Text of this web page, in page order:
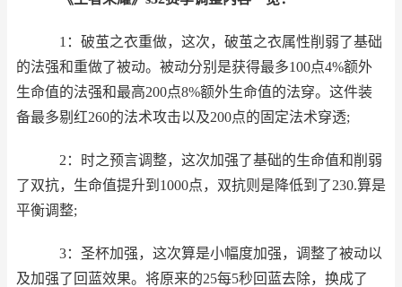
1：破茧之衣重做，这次，破茧之衣属性削弱了基础
的法强和重做了被动。被动分别是获得最多100点4%额外
生命值的法强和最高200点8%额外生命值的法穿。这件装
备最多剔红260的法术攻击以及200点的固定法术穿透;
2：时之预言调整，这次加强了基础的生命值和削弱
了双抗，生命值提升到1000点，双抗则是降低到了230.算是
平衡调整;
3：圣杯加强，这次算是小幅度加强，调整了被动以
及加强了回蓝效果。将原来的25每5秒回蓝去除，换成了